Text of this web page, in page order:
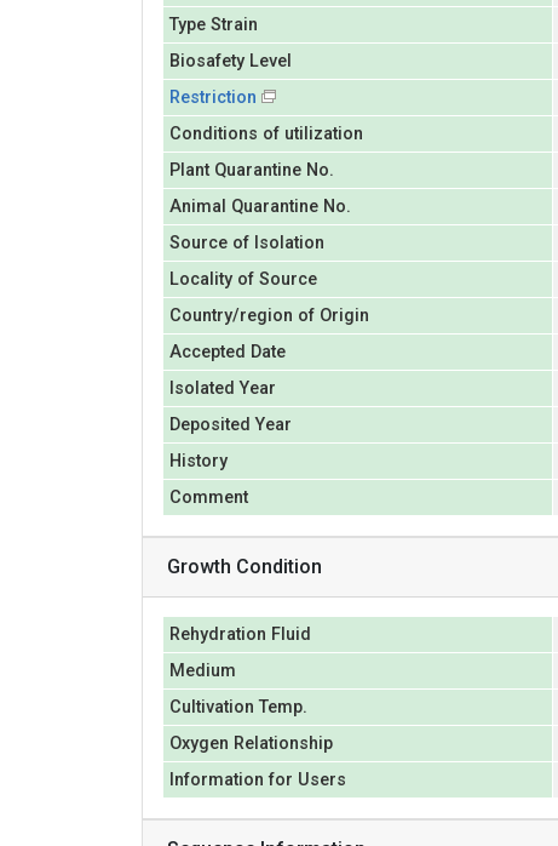
Type Strain
Biosafety Level
Restriction
Conditions of utilization
Plant Quarantine No.
Animal Quarantine No.
Source of Isolation
Locality of Source
Country/region of Origin
Accepted Date
Isolated Year
Deposited Year
History
Comment
Growth Condition
Rehydration Fluid
Medium
Cultivation Temp.
Oxygen Relationship
Information for Users